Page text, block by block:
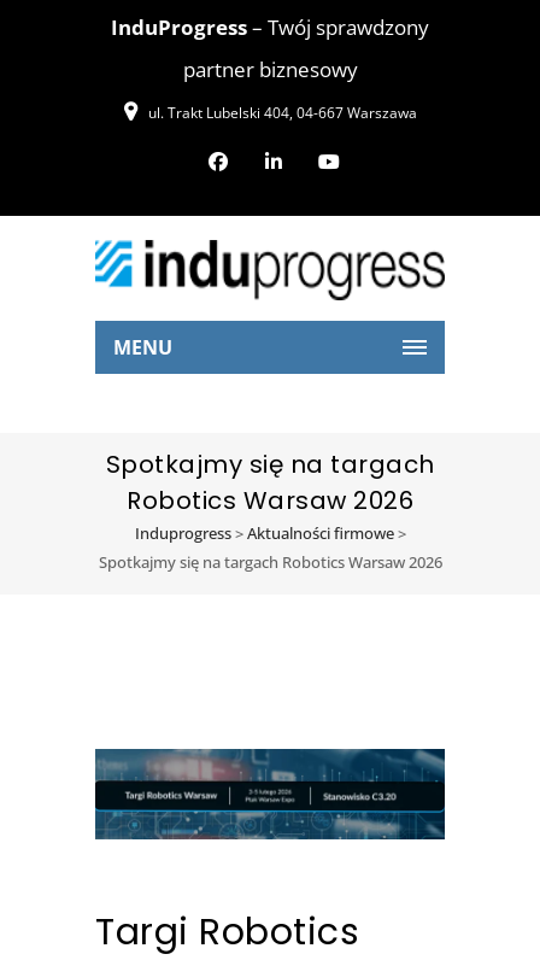
InduProgress– Twój sprawdzony
partner biznesowy
ul. Trakt Lubelski 404, 04-667 Warszawa
MENU
Spotkajmy się na targach
Robotics Warsaw 2026
Induprogress>Aktualności firmowe>
Spotkajmy się na targach Robotics Warsaw 2026
Targi Robotics